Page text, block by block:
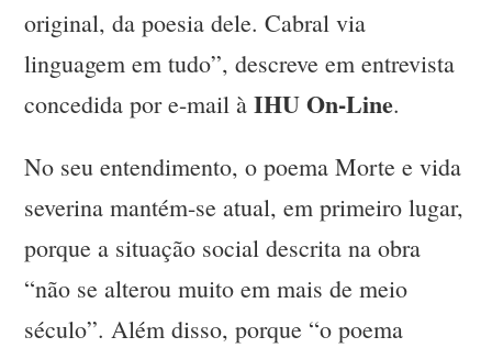
original, da poesia dele. Cabral via
linguagem em tudo”, descreve em entrevista
concedida por e-mail àIHU On-Line.
No seu entendimento, o poema Morte e vida
severina mantém-se atual, em primeiro lugar,
porque a situação social descrita na obra
“não se alterou muito em mais de meio
século”. Além disso, porque “o poema